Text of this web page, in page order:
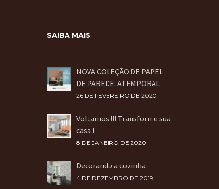
SAIBA MAIS
NOVA COLEÇÃO DE PAPEL
DE PAREDE: ATEMPORAL
26 DE FEVEREIRO DE 2020
Voltamos !!! Transforme sua
casa !
8 DE JANEIRO DE 2020
Decorando a cozinha
4 DE DEZEMBRO DE 2019